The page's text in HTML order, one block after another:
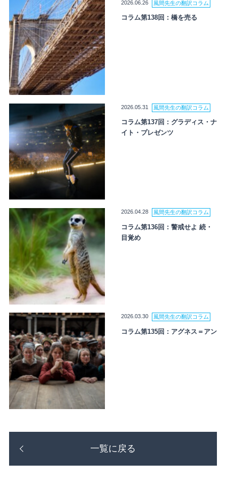
2026.06.26 風間先生の翻訳コラム
コラム第138回：橋を売る
2026.05.31 風間先生の翻訳コラム
コラム第137回：グラディス・ナ
イト・プレゼンツ
2026.04.28 風間先生の翻訳コラム
コラム第136回：警戒せよ 続・
目覚め
2026.03.30 風間先生の翻訳コラム
コラム第135回：アグネス＝アン
一覧に戻る